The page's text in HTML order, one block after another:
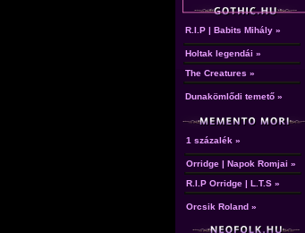
R.I.P | Babits Mihály »
Holtak legendái »
The Creatures »
Dunakömlődi temető »
1 százalék »
Orridge | Napok Romjai »
R.I.P Orridge | L.T.S »
Orcsik Roland »